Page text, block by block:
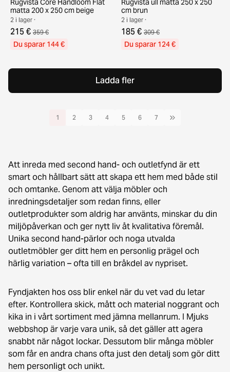
matta 200 x 250 cm beige
2 i lager ·
215 € 359 €
Du sparar 144 €
cm brun
2 i lager ·
185 € 309 €
Du sparar 124 €
Ladda fler
1 2 3 4 5 6 7
Att inreda med second hand- och outletfynd är ett
smart och hållbart sätt att skapa ett hem med både stil
och omtanke. Genom att välja möbler och
inredningsdetaljer som redan finns, eller
outletprodukter som aldrig har använts, minskar du din
miljöpåverkan och ger nytt liv åt kvalitativa föremål.
Unika second hand-pärlor och noga utvalda
outletmöbler ger ditt hem en personlig prägel och
härlig variation – ofta till en bråkdel av nypriset.
Fyndjakten hos oss blir enkel när du vet vad du letar
efter. Kontrollera skick, mått och material noggrant och
kika in i vårt sortiment med jämna mellanrum. I Mjuks
webbshop är varje vara unik, så det gäller att agera
snabbt när något lockar. Dessutom blir många möbler
som får en andra chans ofta just den detalj som gör ditt
hem personligt och unikt.